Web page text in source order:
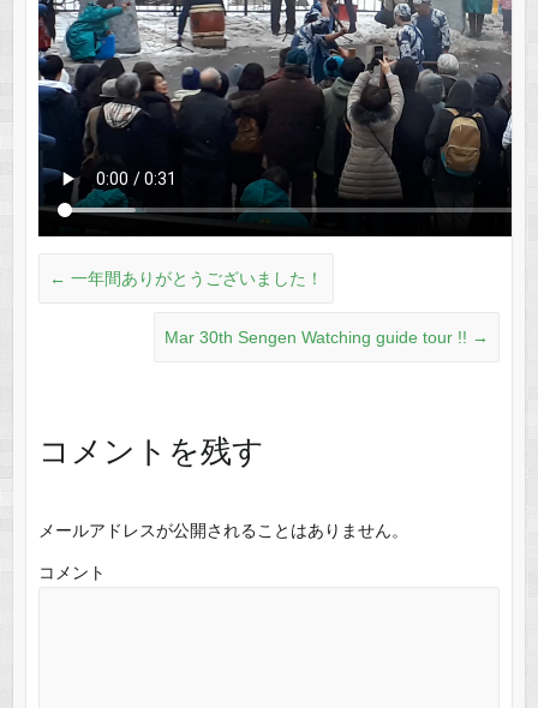
← 一年間ありがとうございました！
Mar 30th Sengen Watching guide tour !! →
コメントを残す
メールアドレスが公開されることはありません。
コメント